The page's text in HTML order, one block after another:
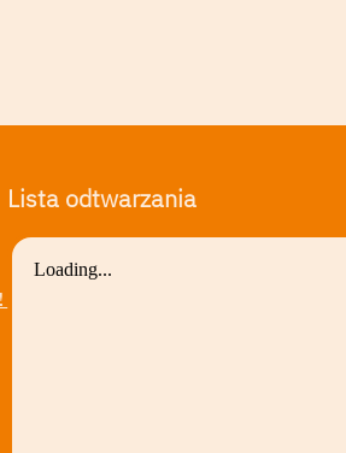
Lista odtwarzania